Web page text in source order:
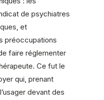
de psychiatres
et
préoccupations
faire réglementer
Ce fut le
qui, prenant
devant des